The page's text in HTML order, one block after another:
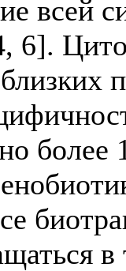
всей
6].
более